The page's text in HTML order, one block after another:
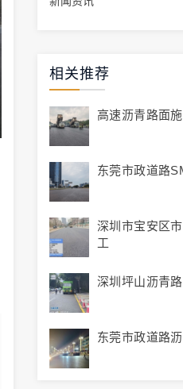
相关推荐
高速沥青路面
东莞市政道路
深圳市宝安区
工
深圳坪山沥青
东莞市政道路